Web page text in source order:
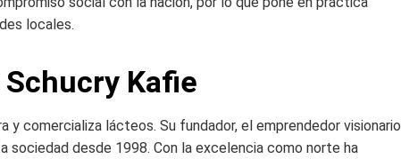
locales.
Kafie
y comercializa lácteos. Su fundador, el emprendedor visionario
sociedad desde 1998. Con la excelencia como norte ha